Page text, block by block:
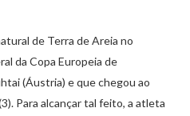
de Terra de Areia no
da Copa Europeia de
(Áustria) e que chegou ao
Para alcançar tal feito, a atleta